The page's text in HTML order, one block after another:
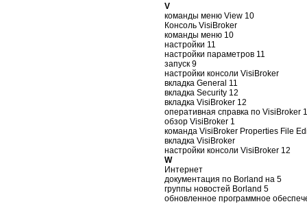
V
команды меню View 10
Консоль VisiBroker
команды меню 10
настройки 11
настройки параметров 11
запуск 9
настройки консоли VisiBroker
вкладка General 11
вкладка Security 12
вкладка VisiBroker 12
оперативная справка по VisiBroker
обзор VisiBroker 1
команда VisiBroker Properties File
вкладка VisiBroker
настройки консоли VisiBroker 12
W
Интернет
документация по Borland на 5
группы новостей Borland 5
обновленное программное